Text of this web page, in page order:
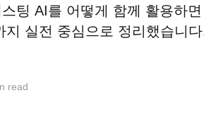
팅 AI를 어떻게 함께 활용하
실전 중심으로 정리했습니다
read